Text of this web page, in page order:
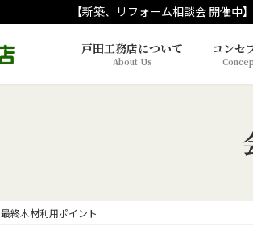
【新築、リフォーム相談会 開催中
戸田工務店について
About Us
コンセ
最終木材利用ポイント